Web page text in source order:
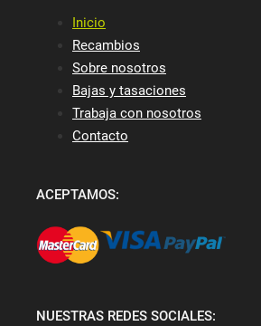
Inicio
Recambios
Sobre nosotros
Bajas y tasaciones
Trabaja con nosotros
Contacto
ACEPTAMOS:
NUESTRAS REDES SOCIALES: